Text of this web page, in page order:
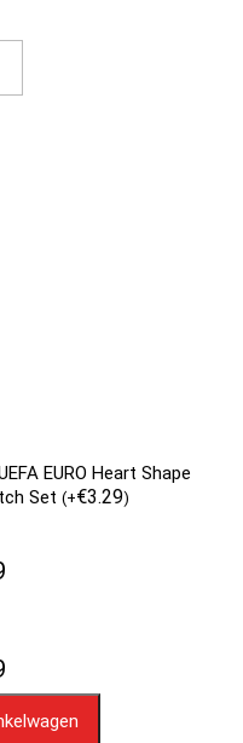
EURO Heart Shape
Set(+€3.29)